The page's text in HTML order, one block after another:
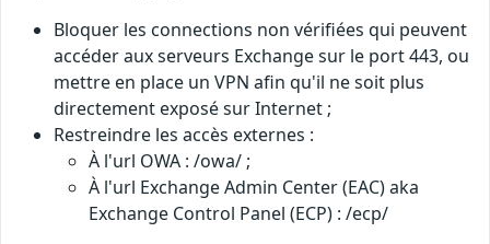
Bloquer les connections non vérifiées qui peuvent
accéder aux serveurs Exchange sur le port 443, ou
mettre en place un VPN afin qu'il ne soit plus
directement exposé sur Internet ;
Restreindre les accès externes :
À l'url OWA : /owa/ ;
À l'url Exchange Admin Center (EAC) aka
Exchange Control Panel (ECP) : /ecp/